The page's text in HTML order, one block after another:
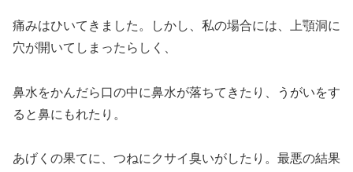
痛みはひいてきました。しかし、私の場合には、上顎洞に
穴が開いてしまったらしく、
鼻水をかんだら口の中に鼻水が落ちてきたり、うがいをす
ると鼻にもれたり。
あげくの果てに、つねにクサイ臭いがしたり。最悪の結果